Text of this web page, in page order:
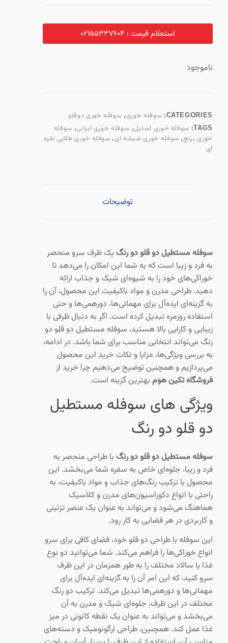
استعلام قیمت : 02155337604
ناموجود
CATEGORIES: سوفله خوری, سوفله خوری دوقلو
TAGS: سوفله خوری استیل, سوفله خوری ایرانی, سوفله
خوری برنج, سوفله خوری شیشه ای, سوفله خوری طلایی نقره
ای
توضیحات
سوفله مستطیل دو قلو دو رنگیک ظرف سرو منحصر
به فرد و زیبا است که به شما این امکان را می‌دهد تا
خوراکی‌های خود را به شیوه‌ای شیک و جذاب ارائه
دهید. طراحی مدرن و مواد باکیفیت این محصول، آن را
به گزینه‌ای ایده‌آل برای مهمانی‌ها، دورهمی‌ها و حتی
استفاده روزمره تبدیل کرده است. اگر به دنبال ظرفی با
زیبایی و کارایی بالا هستید، سوفله مستطیل دو قلو دو
رنگ می‌تواند انتخابی مناسب برای شما باشد. در ادامه،
به بررسی ویژگی‌ها، مزایا و نکات خرید این محصول
می‌پردازیم و همچنین توضیح می‌دهیم چرا خرید از
فروشگاه تکین هوم بهترین گزینه است.
ویژگی‌ های سوفله مستطیل
دو قلو دو رنگ
سوفله مستطیل دو قلو دو رنگ با طراحی منحصر به
فرد و زیبا، جلوه‌ای خاص به سفره شما می‌بخشد. این
محصول با ترکیب رنگ‌های جذاب و مواد باکیفیت، به
راحتی با انواع دکوراسیون‌های مدرن و کلاسیک
هماهنگ می‌شود و می‌تواند به عنوان یک عنصر تزئینی
و کاربردی در هر فضایی به کار رود.
این سوفله با طراحی دو قلو خود، فضای کافی برای سرو
انواع خوراکی‌ها را فراهم می‌کند. شما می‌توانید دو نوع
غذا یا سالاد مختلف را به طور همزمان در این ظرف
سرو کنید، که این امر آن را به گزینه‌ای ایده‌آل برای
مهمانی‌ها و دورهمی‌ها تبدیل می‌کند. ترکیب دو رنگ
مختلف در این ظرف، جلوه‌ای شیک و مدرن به آن
می‌بخشد و می‌تواند به عنوان یک نقطه کانونی در میز
غذا عمل کند. همچنین، طراحی ارگونومیک و دسته‌های